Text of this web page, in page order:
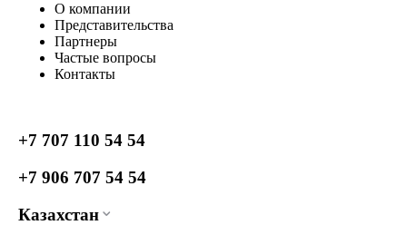
О компании
Представительства
Партнеры
Частые вопросы
Контакты
+7 707 110 54 54
+7 906 707 54 54
Казахстан